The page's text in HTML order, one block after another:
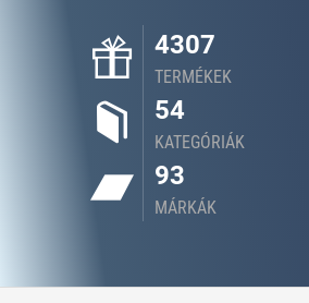
4307
TERMÉKEK
54
KATEGÓRIÁK
93
MÁRKÁK